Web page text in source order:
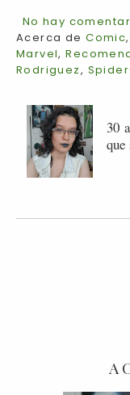
No hay
Acerca deComic,
Marvel,
Rodriguez,
30